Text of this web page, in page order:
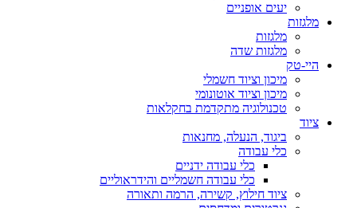
יעים אופניים
מלגזות
מלגזות
מלגזות שדה
היי-טק
מיכון וציוד חשמלי
מיכון וציוד אוטונומי
טכנולוגיה מתקדמת בחקלאות
ציוד
ביגוד, הנעלה, מחנאות
כלי עבודה
כלי עבודה ידניים
כלי עבודה חשמליים והידראוליים
ציוד חילוץ, קשירה, הרמה ותאורה